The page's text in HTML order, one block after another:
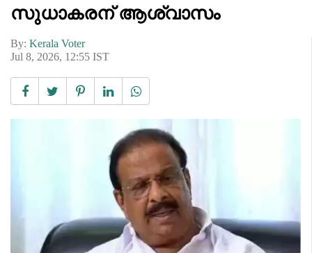
സുധാകരന് ആശ്വാസം
By: Kerala Voter
Jul 8, 2026, 12:55 IST